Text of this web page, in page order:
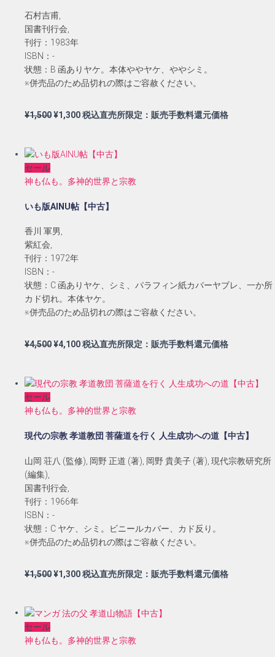
石村吉甫,
国書刊行会,
刊行：1983年
ISBN：-
状態：B 函ありヤケ。本体ややヤケ、ややシミ。
※併売品のため品切れの際はご容赦ください。
¥1,500元
格
¥1,500
し
¥1,300現
価
は
で
税込直売所限定：販売手数料還元価格
セール
神も仏も。多神的世界と宗教
いも版AINU帖【中古】
香川 軍男,
紫紅会,
刊行：1972年
ISBN：-
状態：C 函ありヤケ、シミ、パラフィン紙カバーヤブレ、一か所
カド切れ。本体ヤケ。
※併売品のため品切れの際はご容赦ください。
¥4,500元
格
¥4,500
し
¥4,100現
価
は
で
税込直売所限定：販売手数料還元価格
セール
神も仏も。多神的世界と宗教
現代の宗教 孝道教団 菩薩道を行く 人生成功への道【中古】
山岡 荘八 (監修), 岡野 正道 (著), 岡野 貴美子 (著), 現代宗教研究所
(編集),
国書刊行会,
刊行：1966年
ISBN：-
状態：C ヤケ、シミ。ビニールカバー、カド反り。
※併売品のため品切れの際はご容赦ください。
¥1,500元
格
¥1,500
¥1,300現
価
は
税込直売所限定：販売手数料還元価格
セール
神も仏も。多神的世界と宗教